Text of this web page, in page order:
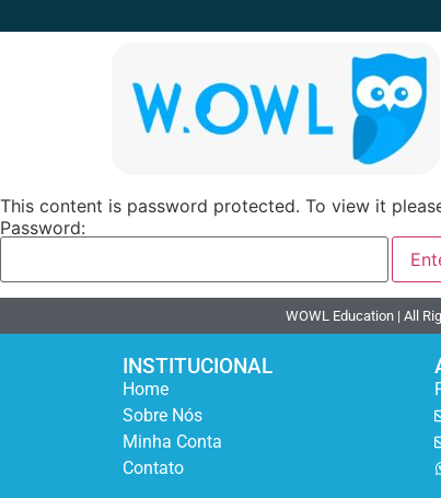
This content is password protected. To view it
Password:
WOWL Education | All
INSTITUCIONAL
Home
Sobre Nós
Minha Conta
Contato